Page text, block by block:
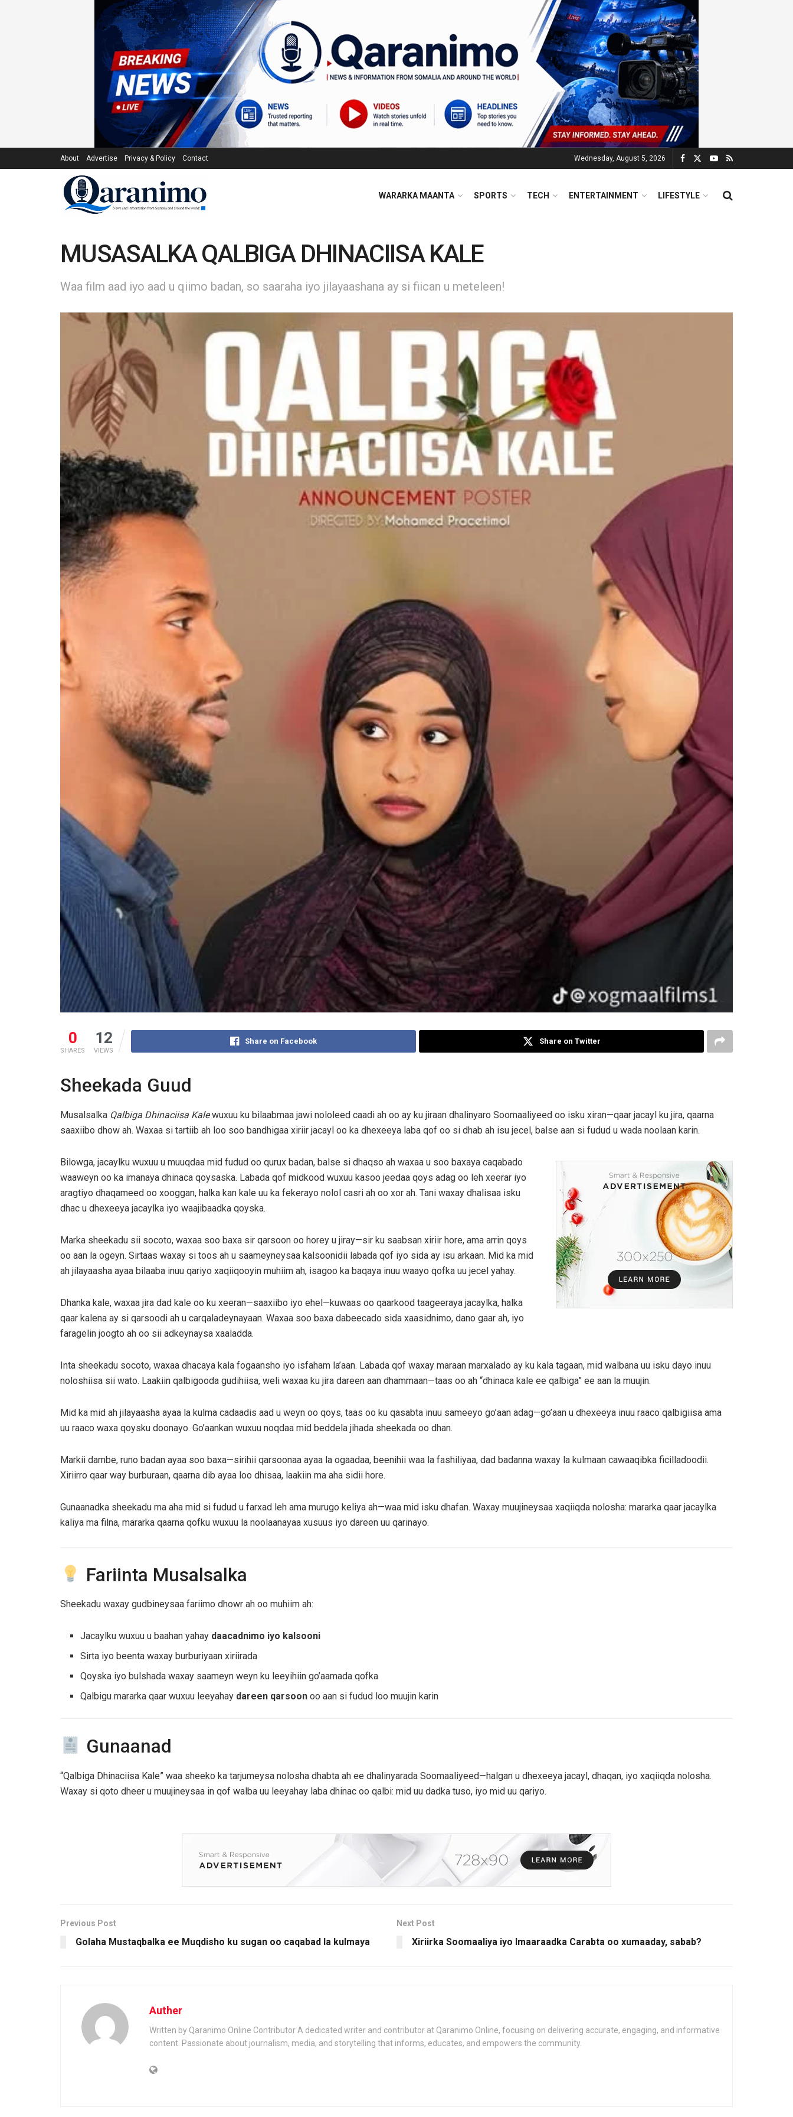
About Advertise Privacy & Policy Contact Wednesday, August 5, 2026
WARARKA MAANTA SPORTS TECH ENTERTAINMENT LIFESTYLE
MUSASALKA QALBIGA DHINACIISA KALE
Waa film aad iyo aad u qiimo badan, so saaraha iyo jilayaashana ay si fiican u meteleen!
0
SHARES
12
VIEWS
Share on Facebook Share on Twitter
Sheekada Guud
Musalsalka Qalbiga Dhinaciisa Kalewuxuu ku bilaabmaa jawi nololeed caadi ah oo ay ku jiraan dhalinyaro Soomaaliyeed oo isku xiran—qaar jacayl ku jira, qaarna
saaxiibo dhow ah. Waxaa si tartiib ah loo soo bandhigaa xiriir jacayl oo ka dhexeeya laba qof oo si dhab ah isu jecel, balse aan si fudud u wada noolaan karin.
Bilowga, jacaylku wuxuu u muuqdaa mid fudud oo qurux badan, balse si dhaqso ah waxaa u soo baxaya caqabado
waaweyn oo ka imanaya dhinaca qoysaska. Labada qof midkood wuxuu kasoo jeedaa qoys adag oo leh xeerar iyo
aragtiyo dhaqameed oo xooggan, halka kan kale uu ka fekerayo nolol casri ah oo xor ah. Tani waxay dhalisaa isku
dhac u dhexeeya jacaylka iyo waajibaadka qoyska.
Marka sheekadu sii socoto, waxaa soo baxa sir qarsoon oo horey u jiray—sir ku saabsan xiriir hore, ama arrin qoys
oo aan la ogeyn. Sirtaas waxay si toos ah u saameyneysaa kalsoonidii labada qof iyo sida ay isu arkaan. Mid ka mid
ah jilayaasha ayaa bilaaba inuu qariyo xaqiiqooyin muhiim ah, isagoo ka baqaya inuu waayo qofka uu jecel yahay.
Dhanka kale, waxaa jira dad kale oo ku xeeran—saaxiibo iyo ehel—kuwaas oo qaarkood taageeraya jacaylka, halka
qaar kalena ay si qarsoodi ah u carqaladeynayaan. Waxaa soo baxa dabeecado sida xaasidnimo, dano gaar ah, iyo
faragelin joogto ah oo sii adkeynaysa xaaladda.
Inta sheekadu socoto, waxaa dhacaya kala fogaansho iyo isfaham la’aan. Labada qof waxay maraan marxalado ay ku kala tagaan, mid walbana uu isku dayo inuu
noloshiisa sii wato. Laakiin qalbigooda gudihiisa, weli waxaa ku jira dareen aan dhammaan—taas oo ah “dhinaca kale ee qalbiga” ee aan la muujin.
Mid ka mid ah jilayaasha ayaa la kulma cadaadis aad u weyn oo qoys, taas oo ku qasabta inuu sameeyo go’aan adag—go’aan u dhexeeya inuu raaco qalbigiisa ama
uu raaco waxa qoysku doonayo. Go’aankan wuxuu noqdaa mid beddela jihada sheekada oo dhan.
Markii dambe, runo badan ayaa soo baxa—sirihii qarsoonaa ayaa la ogaadaa, beenihii waa la fashiliyaa, dad badanna waxay la kulmaan cawaaqibka ficilladoodii.
Xiriirro qaar way burburaan, qaarna dib ayaa loo dhisaa, laakiin ma aha sidii hore.
Gunaanadka sheekadu ma aha mid si fudud u farxad leh ama murugo keliya ah—waa mid isku dhafan. Waxay muujineysaa xaqiiqda nolosha: mararka qaar jacaylka
kaliya ma filna, mararka qaarna qofku wuxuu la noolaanayaa xusuus iyo dareen uu qarinayo.
Fariinta Musalsalka
Sheekadu waxay gudbineysaa fariimo dhowr ah oo muhiim ah:
Jacaylku wuxuu u baahan yahay daacadnimo iyo kalsooni
Sirta iyo beenta waxay burburiyaan xiriirada
Qoyska iyo bulshada waxay saameyn weyn ku leeyihiin go’aamada qofka
Qalbigu mararka qaar wuxuu leeyahay dareen qarsoon oo aan si fudud loo muujin karin
Gunaanad
“Qalbiga Dhinaciisa Kale” waa sheeko ka tarjumeysa nolosha dhabta ah ee dhalinyarada Soomaaliyeed—halgan u dhexeeya jacayl, dhaqan, iyo xaqiiqda nolosha.
Waxay si qoto dheer u muujineysaa in qof walba uu leeyahay laba dhinac oo qalbi: mid uu dadka tuso, iyo mid uu qariyo.
Previous Post
Golaha Mustaqbalka ee Muqdisho ku sugan oo caqabad la kulmaya
Next Post
Xiriirka Soomaaliya iyo Imaaraadka Carabta oo xumaaday, sabab?
Auther
Written by Qaranimo Online Contributor A dedicated writer and contributor at Qaranimo Online, focusing on delivering accurate, engaging, and informative
content. Passionate about journalism, media, and storytelling that informs, educates, and empowers the community.